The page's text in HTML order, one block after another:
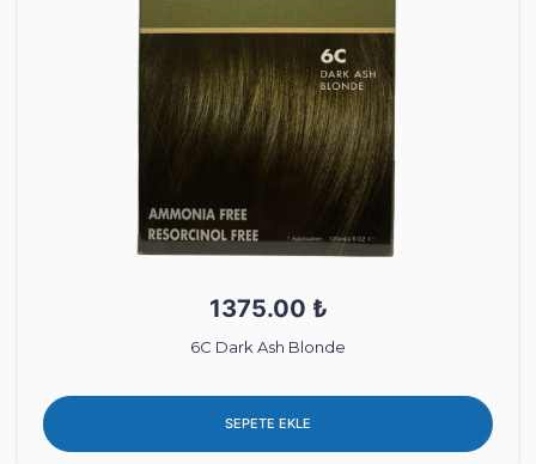
1375.00 ₺
6C Dark Ash Blonde
SEPETE EKLE